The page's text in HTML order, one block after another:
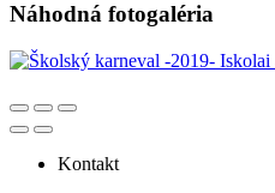
Náhodná fotogaléria
Kontakt